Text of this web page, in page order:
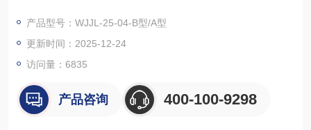
产品型号：WJJL-25-04-B型/A型
更新时间：2025-12-24
访问量： 6835
产品咨询 400-100-9298